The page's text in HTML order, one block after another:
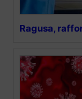
Ragusa,